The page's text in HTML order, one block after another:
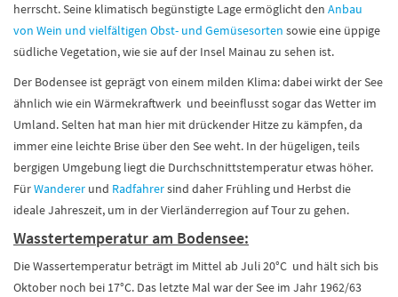
herrscht. Seine klimatisch begünstigte Lage ermöglicht den Anbau
von Wein und vielfältigen Obst- und Gemüsesorten sowie eine üppige
südliche Vegetation, wie sie auf der Insel Mainau zu sehen ist.
Der Bodensee ist geprägt von einem milden Klima: dabei wirkt der See
ähnlich wie ein Wärmekraftwerk und beeinflusst sogar das Wetter im
Umland. Selten hat man hier mit drückender Hitze zu kämpfen, da
immer eine leichte Brise über den See weht. In der hügeligen, teils
bergigen Umgebung liegt die Durchschnittstemperatur etwas höher.
FürWanderer und Radfahrersind daher Frühling und Herbst die
ideale Jahreszeit, um in der Vierländerregion auf Tour zu gehen.
Wasstertemperatur am Bodensee:
Die Wassertemperatur beträgt im Mittel ab Juli 20°C und hält sich bis
Oktober noch bei 17°C. Das letzte Mal war der See im Jahr 1962/63